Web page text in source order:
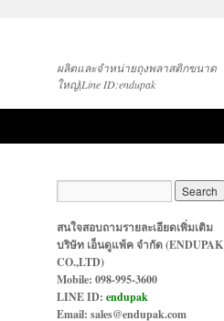
ผลิตและจำหน่ายถุงพลาสติกขนาด
ใหญ่|Line ID:endupak
สนใจสอบถามรายละเอียดเพิ่มเติม
บริษัท เอ็นดูแพ้ค จำกัด (ENDUPAK
CO.,LTD)
Mobile: 098-995-3600
LINE ID: endupak
Email: sales@endupak.com